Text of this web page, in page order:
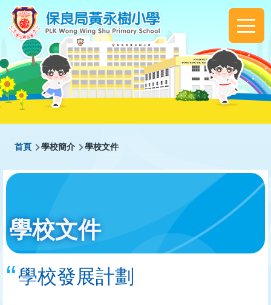
移至主內容
Main
navigation
導
航
連
首頁 學校簡介 學校文件
學校文件
學校發展計劃